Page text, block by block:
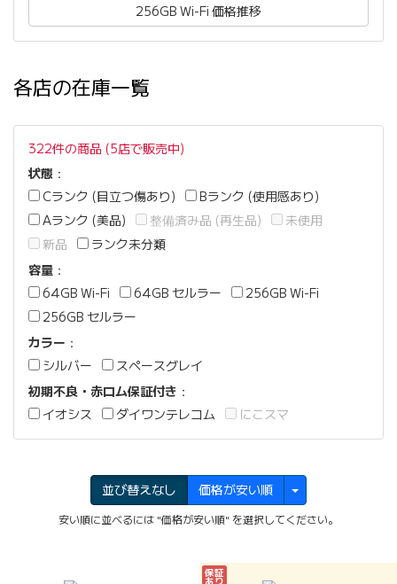
256GB Wi-Fi 価格推移
各店の在庫一覧
322件の商品 (5店で販売中)
状態 ：
Cランク (目立つ傷あり)
Bランク (使用感あり)
Aランク (美品)
整備済み品 (再生品)
未使用
新品
ランク未分類
容量 ：
64GB Wi-Fi
64GB セルラー
256GB Wi-Fi
256GB セルラー
カラー ：
シルバー
スペースグレイ
初期不良・赤ロム保証付き ：
イオシス
ダイワンテレコム にこスマ
並び替えなし 価格が安い順
安い順に並べるには "価格が安い順" を選択してください。
保証